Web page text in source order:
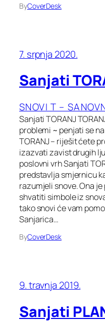
ByCoverDesk
7. srpnja 2020.
Sanjati
SNOVI T –
Sanjati TORANJ
problemi ~ penjati se
TORANJ – riješit ćete
izazvati zavist drugih
poslovni vrh Sanjati
predstavlja smjernicu
razumjeli snove. Ona
shvatiti simbole iz
tako snovi će vam
Sanjarica…
ByCoverDesk
9. travnja 2019.
Sanjati